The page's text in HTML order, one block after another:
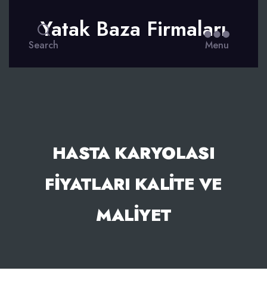
Search
Yatak Baza Firmaları
Menu
HASTA KARYOLASI
FIYATLARI KALITE VE
MALIYET